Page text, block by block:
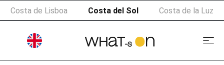
Costa de Lisboa Costa de la Luz
Costa del Sol